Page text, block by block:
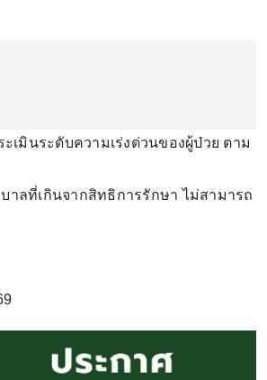
เมินระดับความเร่งด่วนของผู้ป่วย ตาม
าลที่เกินจากสิทธิการรักษา ไม่สามารถ